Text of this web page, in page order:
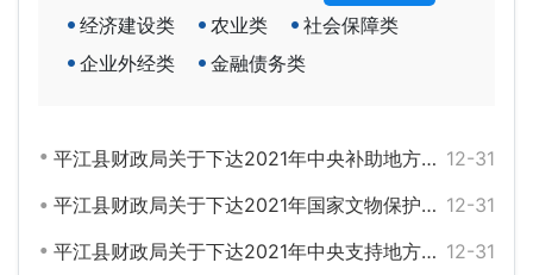
经济建设类
农业类
社会保障类
企业外经类
金融债务类
12-31
平江县财政局关于下达2021年中央补助地方博物馆纪念馆免费开放专项资金的通知
12-31
平江县财政局关于下达2021年国家文物保护专项资金的通知
12-31
平江县财政局关于下达2021年中央支持地方公共文化服务体系建设绩效奖励资金的通知